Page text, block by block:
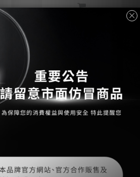
Hair Remove Cream Set